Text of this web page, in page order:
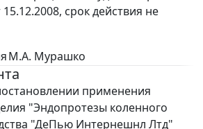
срок действия не
М.А. Мурашко
применения
"Эндопротезы коленного
"ДеПью Интернешнл Лтд"